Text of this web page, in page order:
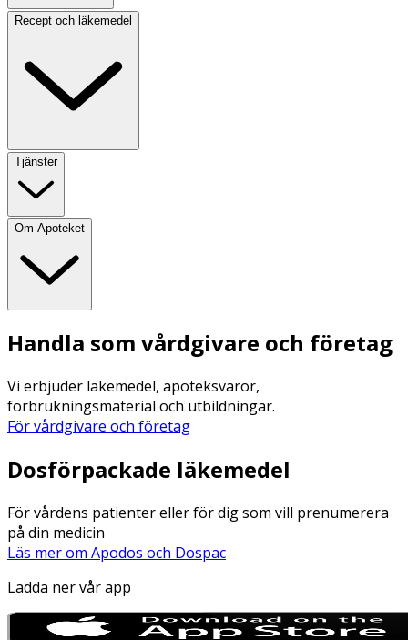
Recept och läkemedel
Tjänster
Om Apoteket
Handla som vårdgivare och företag
Vi erbjuder läkemedel, apoteksvaror,
förbrukningsmaterial och utbildningar.
För vårdgivare och företag
Dosförpackade läkemedel
För vårdens patienter eller för dig som vill prenumerera
på din medicin
Läs mer om Apodos och Dospac
Ladda ner vår app